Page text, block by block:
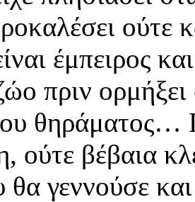
έμπειρος
πριν
θηράματος…
ούτε βέβαια
θα γεννούσε